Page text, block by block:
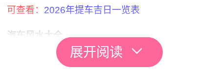
可查看： 2026年提车吉日一览表
汽车风水大全
车色与钛盘颜色相克
展开阅读